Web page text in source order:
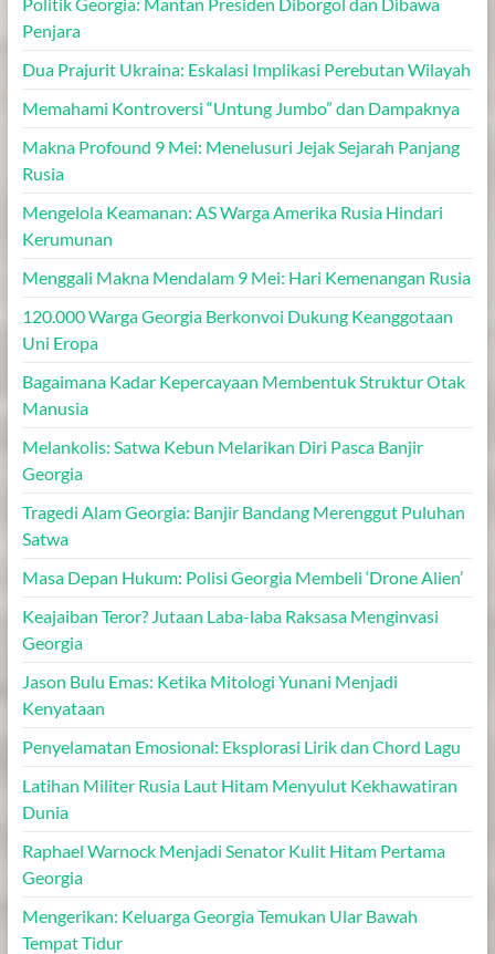
Penjara
Dua Prajurit Ukraina: Eskalasi Implikasi Perebutan Wilayah
Memahami Kontroversi “Untung Jumbo” dan Dampaknya
Makna Profound 9 Mei: Menelusuri Jejak Sejarah Panjang
Rusia
Mengelola Keamanan: AS Warga Amerika Rusia Hindari
Kerumunan
Menggali Makna Mendalam 9 Mei: Hari Kemenangan Rusia
120.000 Warga Georgia Berkonvoi Dukung Keanggotaan
Uni Eropa
Bagaimana Kadar Kepercayaan Membentuk Struktur Otak
Manusia
Melankolis: Satwa Kebun Melarikan Diri Pasca Banjir
Georgia
Tragedi Alam Georgia: Banjir Bandang Merenggut Puluhan
Satwa
Masa Depan Hukum: Polisi Georgia Membeli ‘Drone Alien’
Keajaiban Teror? Jutaan Laba-laba Raksasa Menginvasi
Georgia
Jason Bulu Emas: Ketika Mitologi Yunani Menjadi
Kenyataan
Penyelamatan Emosional: Eksplorasi Lirik dan Chord Lagu
Latihan Militer Rusia Laut Hitam Menyulut Kekhawatiran
Dunia
Raphael Warnock Menjadi Senator Kulit Hitam Pertama
Georgia
Mengerikan: Keluarga Georgia Temukan Ular Bawah
Tempat Tidur